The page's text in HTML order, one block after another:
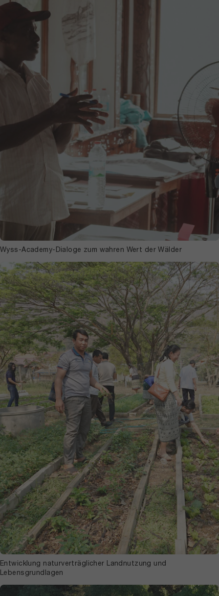
Wyss-Academy-Dialoge zum wahren Wert der Wälder
Entwicklung naturverträglicher Landnutzung und
Lebensgrundlagen